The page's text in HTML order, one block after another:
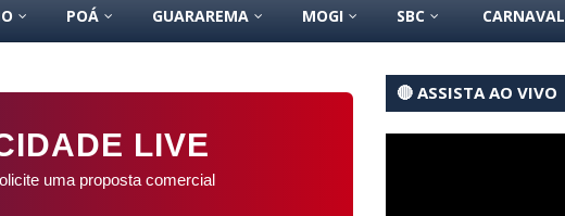
POÁ GUARAREMA MOGI SBC CARNAVAL
LIVE
uma proposta comercial
🔴 ASSISTA AO VIVO